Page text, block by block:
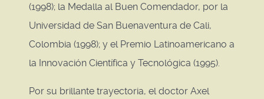
(1998); la Medalla al Buen Comendador, por la
Universidad de San Buenaventura de Cali,
Colombia (1998); y el Premio Latinoamericano a
la Innovación Científica y Tecnológica (1995).
Por su brillante trayectoria, el doctor Axel